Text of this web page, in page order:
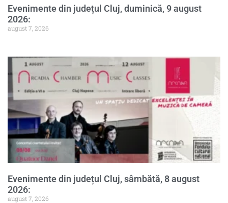
Evenimente din județul Cluj, duminică, 9 august
2026:
august 7, 2026
Evenimente din județul Cluj, sâmbătă, 8 august
2026:
august 7, 2026